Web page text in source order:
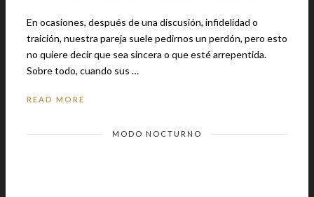
En ocasiones, después de una discusión, infidelidad o
traición, nuestra pareja suele pedirnos un perdón, pero esto
no quiere decir que sea sincera o que esté arrepentida.
Sobre todo, cuando sus …
READ MORE
MODO NOCTURNO